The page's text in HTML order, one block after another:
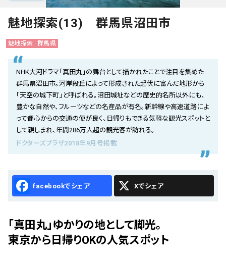
健康川柳
DRP医療情報館とは?
会社概要
お知らせ
お問い合わせ
魅地探索(13) 群馬県沼田市
魅地探索 群馬県
NHK大河ドラマ「真田丸」の舞台として描かれたことで注目を集めた
群馬県沼田市。河岸段丘によって形成された起伏に富んだ地形から
「天空の城下町」と呼ばれる。沼田城址などの歴史的名所以外にも、
豊かな自然や、フルーツなどの名産品が有名。新幹線や高速道路によ
って都心からの交通の便が良く、日帰りもできる気軽な観光スポットと
して親しまれ、年間286万人超の観光客が訪れる。
ドクターズプラザ2018年9月号掲載
Facebook X
「真田丸」ゆかりの地として脚光。
東京から日帰りOKの人気スポット